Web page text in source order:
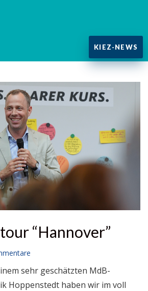
KIEZ-NEWS
“Hannover”
sehr geschätzten MdB-
Hoppenstedt haben wir im voll